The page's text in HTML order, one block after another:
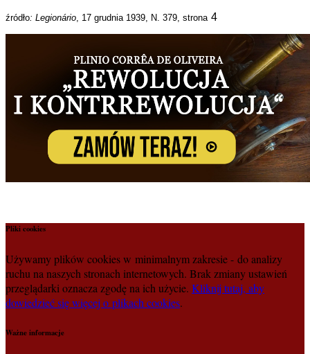
źródło: Legionário, 17 grudnia 1939, N. 379, strona 4
Pliki cookies
Używamy plików cookies w minimalnym zakresie - do analizy
ruchu na naszych stronach internetowych. Brak zmiany ustawień
przeglądarki oznacza zgodę na ich użycie. Kliknij tutaj, aby
dowiedzieć się więcej o plikach cookies.
Ważne informacje